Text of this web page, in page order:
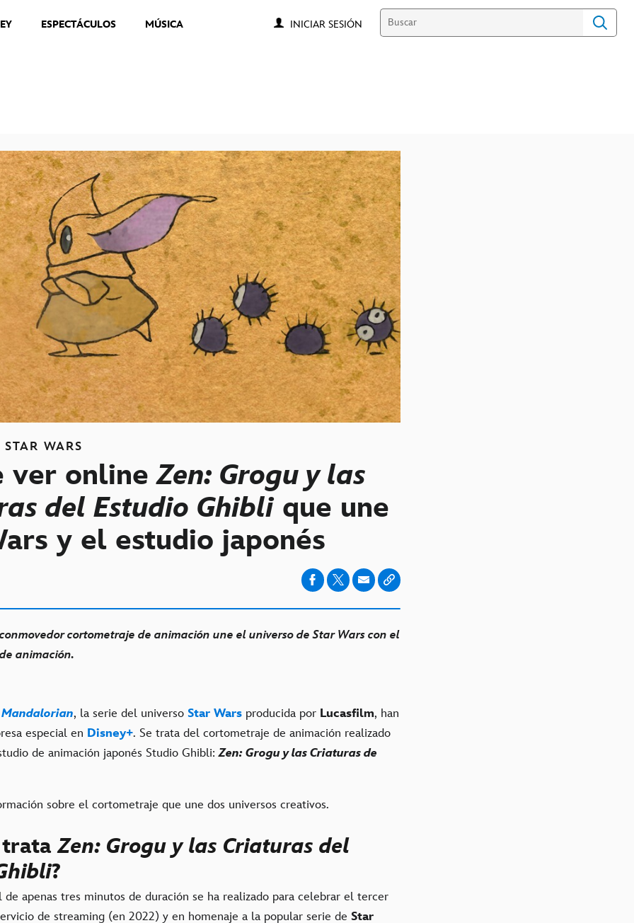
ESPECTÁCULOS MÚSICA INICIAR SESIÓN
STAR WARS
ver onlineZen: Grogu y las
del Estudio Ghibli que une
y el estudio japonés
cortometraje de animación une el universo de Star Wars con el
animación.
Mandalorian, la serie del universo Star Wars producida por Lucasfilm, han
especial en Disney+. Se trata del cortometraje de animación realizado
de animación japonés Studio Ghibli:Zen: Grogu y las Criaturas de
sobre el cortometraje que une dos universos creativos.
trataZen: Grogu y las Criaturas del
?
de apenas tres minutos de duración se ha realizado para celebrar el tercer
de streaming (en 2022) y en homenaje a la popular serie de Star